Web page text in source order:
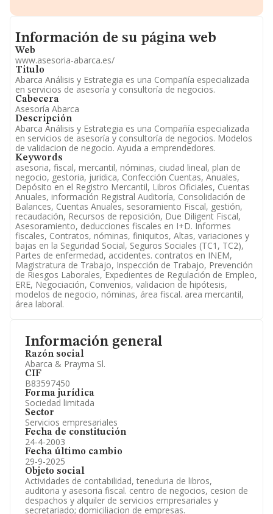
Información general
Razón social
Abarca & Prayma Sl.
CIF
B83597450
Forma jurídica
Sociedad limitada
Sector
Servicios empresariales
Fecha de constitución
24-4-2003
Fecha último cambio
29-9-2025
Objeto social
Actividades de contabilidad, teneduria de libros,
auditoria y asesoria fiscal. centro de negocios, cesion de
despachos y alquiler de servicios empresariales y
secretariado; domiciliacion de empresas.
Información oficial y registral complementaria.
Informacion de su página web
Información de su página web
Web
www.asesoria-abarca.es/
Titulo
Abarca Análisis y Estrategia es una Compañía especializada
en servicios de asesoría y consultoría de negocios.
Cabecera
Asesoría Abarca
Descripción
Abarca Análisis y Estrategia es una Compañía especializada
en servicios de asesoría y consultoría de negocios. Modelos
de validacion de negocio. Ayuda a emprendedores.
Keywords
asesoria, fiscal, mercantil, nóminas, ciudad lineal, plan de
negocio, gestoria, juridica, Confección Cuentas, Anuales,
Depósito en el Registro Mercantil, Libros Oficiales, Cuentas
Anuales, información Registral Auditoría, Consolidación de
Balances, Cuentas Anuales, sesoramiento Fiscal, gestión,
recaudación, Recursos de reposición, Due Diligent Fiscal,
Asesoramiento, deducciones fiscales en I+D. Informes
fiscales, Contratos, nóminas, finiquitos, Altas, variaciones y
bajas en la Seguridad Social, Seguros Sociales (TC1, TC2),
Partes de enfermedad, accidentes. contratos en INEM,
Magistratura de Trabajo, Inspección de Trabajo, Prevención
de Riesgos Laborales, Expedientes de Regulación de Empleo,
ERE, Negociación, Convenios, validacion de hipótesis,
modelos de negocio, nóminas, área fiscal. area mercantil,
área laboral.